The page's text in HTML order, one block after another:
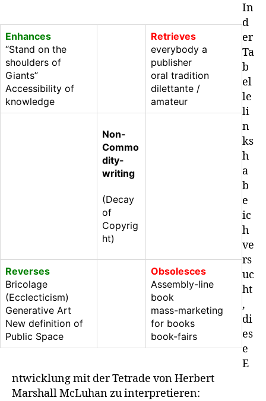
Enhances
“Stand on the
shoulders of
Giants”
Accessibility of
knowledge
Retrieves
everybody a
publisher
oral tradition
dilettante /
amateur
Non-
Commo
dity-
writing
(Decay
of
Copyrig
ht)
Reverses
Bricolage
(Ecclecticism)
Generative Art
New definition of
Public Space
Obsolesces
Assembly-line
book
mass-marketing
for books
book-fairs
In
d
er
Ta
b
el
le
li
n
ks
h
a
b
e
ic
h
ve
rs
uc
ht
,
di
es
e
E
ntwicklung mit der Tetrade von Herbert
Marshall McLuhan zu interpretieren: